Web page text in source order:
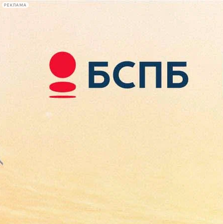
РЕКЛАМА
Сегодня:
2026.08.07
13:47
Афиша Plus